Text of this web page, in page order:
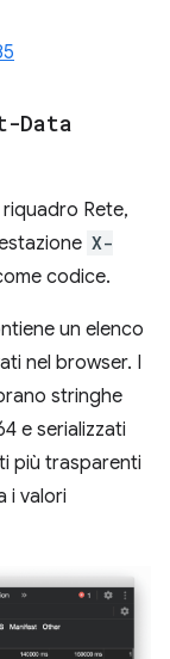
Data
Rete,
X-
codice.
un elenco
nel browser. I
stringhe
e serializzati
più trasparenti
i valori